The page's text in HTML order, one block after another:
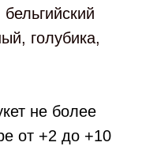
голубика,
не более
от +2 до +10